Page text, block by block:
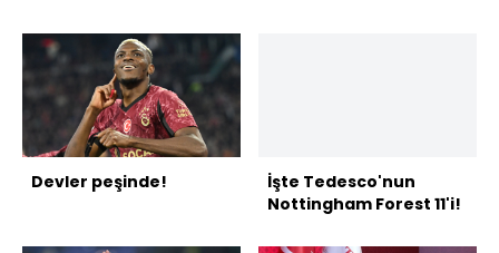
Devler peşinde!
İşte Tedesco'nun
Nottingham Forest 11'i!